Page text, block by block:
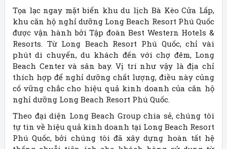
Tọa lạc ngay mặt biển khu du lịch Bà Kèo Cửa Lấp,
khu căn hộ nghỉ dưỡng Long Beach Resort Phú Quốc
được vận hành bởi Tập đoàn Best Western Hotels &
Resorts. Từ Long Beach Resort Phú Quốc, chỉ vài
phút di chuyển, du khách đến với chợ đêm, Long
Beach Center và sân bay. Vị trí như vậy là địa chỉ
thích hợp để nghỉ dưỡng chất lượng, điều này củng
cố vững chắc cho hiệu quả kinh doanh của căn hộ
nghỉ dưỡng Long Beach Resort Phú Quốc.
Theo đại diện Long Beach Group chia sẻ, chúng tôi
tự tin về hiệu quả kinh doanh tại Long Beach Resort
Phú Quốc, bởi chúng tôi đã xây dựng hoàn tất hệ